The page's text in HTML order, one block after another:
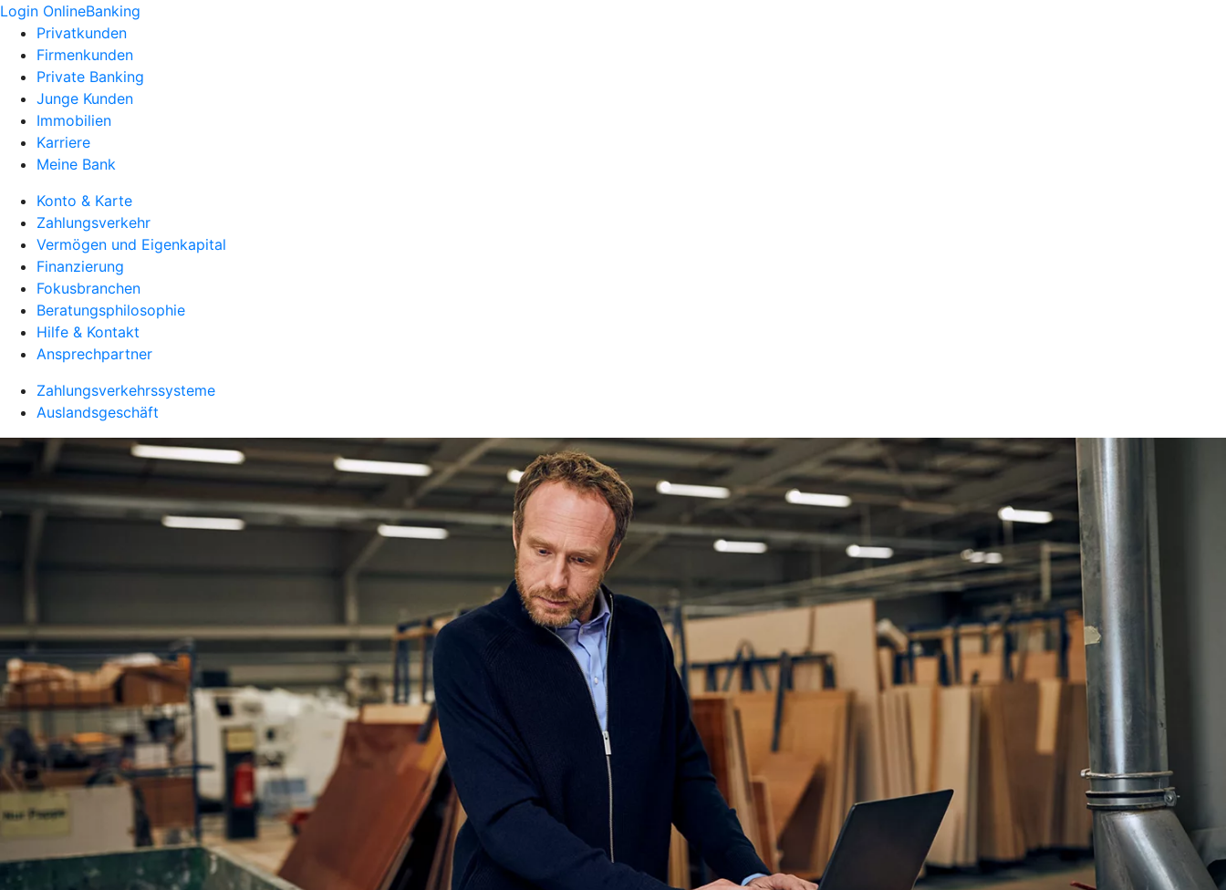
Login OnlineBanking
Privatkunden
Firmenkunden
Private Banking
Junge Kunden
Immobilien
Karriere
Meine Bank
Konto & Karte
Zahlungsverkehr
Vermögen und Eigenkapital
Finanzierung
Fokusbranchen
Beratungsphilosophie
Hilfe & Kontakt
Ansprechpartner
Zahlungsverkehrssysteme
Auslandsgeschäft